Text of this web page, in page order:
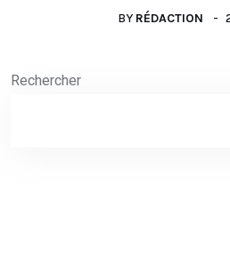
BY RÉDACTION
Rechercher